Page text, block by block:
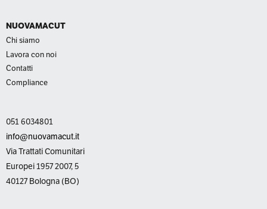
NUOVAMACUT
Chi siamo
Lavora con noi
Contatti
Compliance
051 6034801
info@nuovamacut.it
Via Trattati Comunitari
Europei 1957 2007, 5
40127 Bologna (BO)